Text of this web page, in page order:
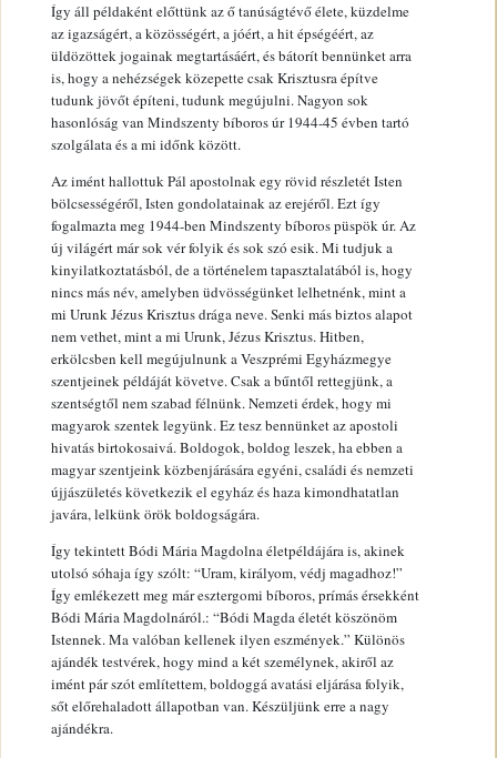
Így áll példaként előttünk az ő tanúságtévő élete, küzdelme
az igazságért, a közösségért, a jóért, a hit épségéért, az
üldözöttek jogainak megtartásáért, és bátorít bennünket arra
is, hogy a nehézségek közepette csak Krisztusra építve
tudunk jövőt építeni, tudunk megújulni. Nagyon sok
hasonlóság van Mindszenty bíboros úr 1944-45 évben tartó
szolgálata és a mi időnk között.
Az imént hallottuk Pál apostolnak egy rövid részletét Isten
bölcsességéről, Isten gondolatainak az erejéről. Ezt így
fogalmazta meg 1944-ben Mindszenty bíboros püspök úr. Az
új világért már sok vér folyik és sok szó esik. Mi tudjuk a
kinyilatkoztatásból, de a történelem tapasztalatából is, hogy
nincs más név, amelyben üdvösségünket lelhetnénk, mint a
mi Urunk Jézus Krisztus drága neve. Senki más biztos alapot
nem vethet, mint a mi Urunk, Jézus Krisztus. Hitben,
erkölcsben kell megújulnunk a Veszprémi Egyházmegye
szentjeinek példáját követve. Csak a bűntől rettegjünk, a
szentségtől nem szabad félnünk. Nemzeti érdek, hogy mi
magyarok szentek legyünk. Ez tesz bennünket az apostoli
hivatás birtokosaivá. Boldogok, boldog leszek, ha ebben a
magyar szentjeink közbenjárására egyéni, családi és nemzeti
újjászületés következik el egyház és haza kimondhatatlan
javára, lelkünk örök boldogságára.
Így tekintett Bódi Mária Magdolna életpéldájára is, akinek
utolsó sóhaja így szólt: “Uram, királyom, védj magadhoz!”
Így emlékezett meg már esztergomi bíboros, prímás érsekként
Bódi Mária Magdolnáról.: “Bódi Magda életét köszönöm
Istennek. Ma valóban kellenek ilyen eszmények.” Különös
ajándék testvérek, hogy mind a két személynek, akiről az
imént pár szót említettem, boldoggá avatási eljárása folyik,
sőt előrehaladott állapotban van. Készüljünk erre a nagy
ajándékra.